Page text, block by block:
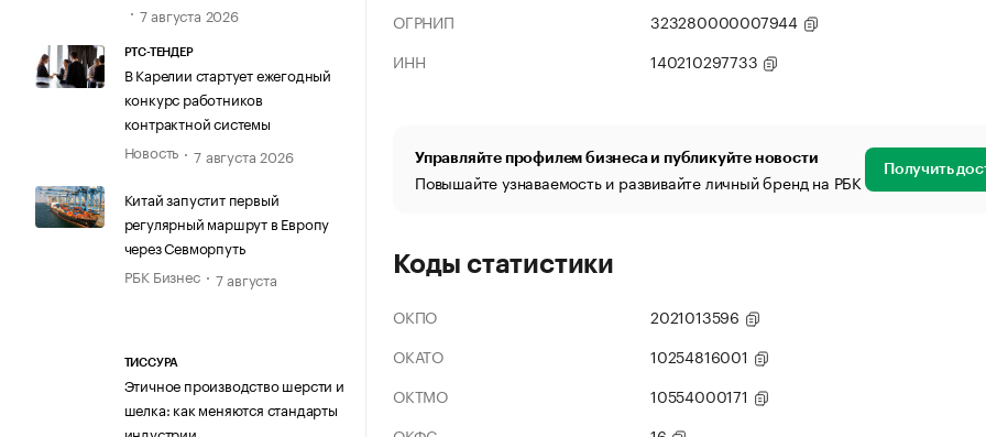
7 августа 2026
РТС-ТЕНДЕР
В Карелии стартует ежегодный
конкурс работников
контрактной системы
Новость
7 августа 2026
Китай запустит первый
регулярный маршрут в Европу
через Севморпуть
РБК Бизнес
7 августа
ТИССУРА
Этичное производство шерсти и
шелка: как меняются стандарты
ОГРНИП
323280000007944
ИНН
140210297733
Управляйте профилем бизнеса и публикуйте новости
Повышайте узнаваемость и развивайте личный бренд на РБК Получить
Коды статистики
ОКПО
2021013596
ОКАТО
10254816001
ОКТМО
10554000171